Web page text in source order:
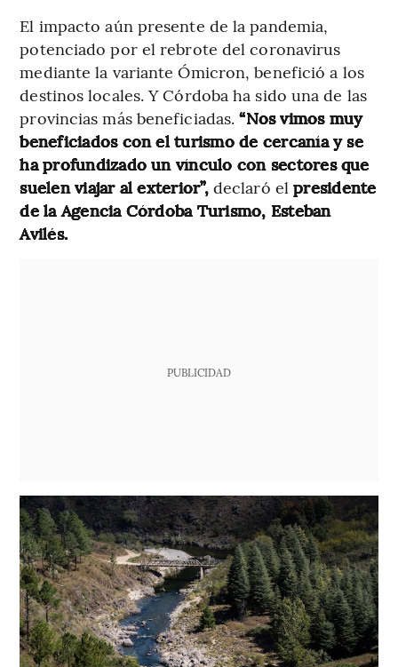
El impacto aún presente de la pandemia,
potenciado por el rebrote del coronavirus
mediante la variante Ómicron, benefició a los
destinos locales. Y Córdoba ha sido una de las
provincias más beneficiadas.“Nos vimos muy
beneficiados con el turismo de cercanía y se
ha profundizado un vínculo con sectores que
suelen viajar al exterior”,declaró elpresidente
de la Agencia Córdoba Turismo, Esteban
Avilés.
PUBLICIDAD